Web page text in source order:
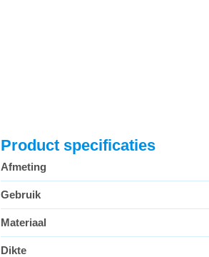
Product specificaties
Afmeting
Gebruik
Materiaal
Dikte